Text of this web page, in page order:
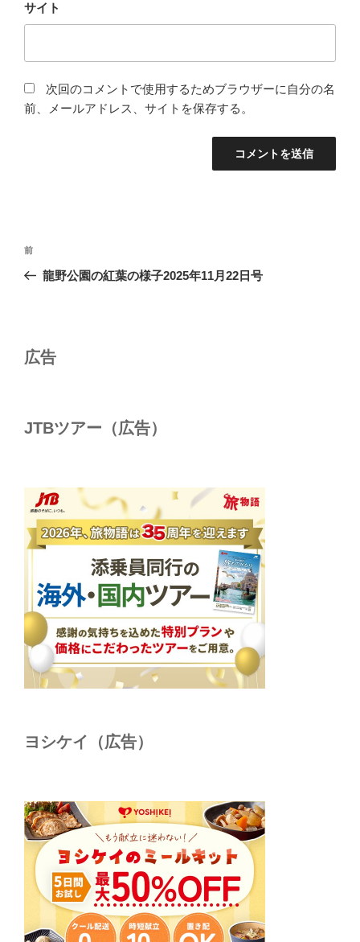
サイト
次回のコメントで使用するためブラウザーに自分の名
前、メールアドレス、サイトを保存する。
投
ナ
ー
ン
前
の
前
龍野公園の紅葉の様子2025年11月22日号
広告
JTBツアー（広告）
ヨシケイ（広告）